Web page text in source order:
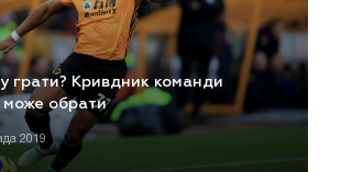
грати? Кривдник команди
може обрати
2019